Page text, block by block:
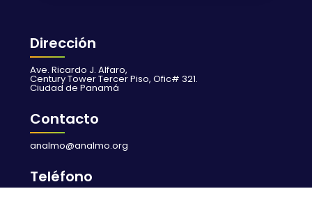
Dirección
Ave. Ricardo J. Alfaro,
Century Tower Tercer Piso, Ofic# 321.
Ciudad de Panamá
Contacto
analmo@analmo.org
Teléfono